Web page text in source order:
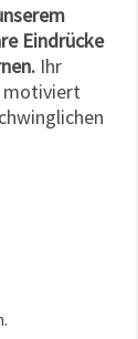
Eindrücke
Ihr
motiviert